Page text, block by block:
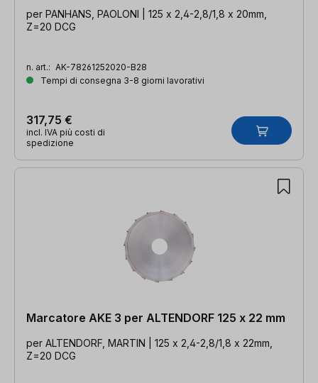
per PANHANS, PAOLONI | 125 x 2,4-2,8/1,8 x 20mm,
Z=20 DCG
n. art.: AK-78261252020-B28
Tempi di consegna 3-8 giorni lavorativi
317,75 €
incl. IVA più costi di
spedizione
Marcatore AKE 3 per ALTENDORF 125 x 22 mm
per ALTENDORF, MARTIN | 125 x 2,4-2,8/1,8 x 22mm,
Z=20 DCG